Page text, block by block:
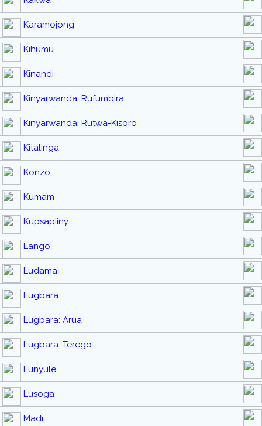
Karamojong
Kihumu
Kinandi
Kinyarwanda: Rufumbira
Kinyarwanda: Rutwa-Kisoro
Kitalinga
Konzo
Kumam
Kupsapiiny
Lango
Ludama
Lugbara
Lugbara: Arua
Lugbara: Terego
Lunyule
Lusoga
Madi